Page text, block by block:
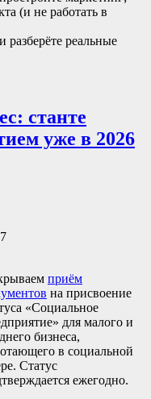
(и не работать в
разберёте реальные
станте
уже в 2026
приём
на присвоение
«Социальное
для малого и
бизнеса,
в социальной
Статус
ежегодно.